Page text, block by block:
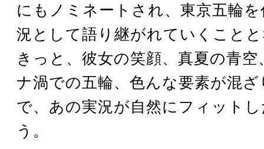
にもノミネートされ、東京五輪
況として語り継がれていくこと
きっと、彼女の笑顔、真夏の青
ナ渦での五輪、色んな要素が混
で、あの実況が自然にフィット
う。